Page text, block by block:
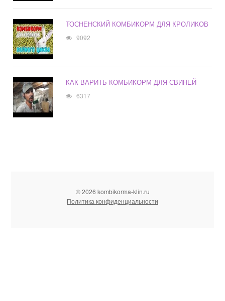
ТОСНЕНСКИЙ КОМБИКОРМ ДЛЯ КРОЛИКОВ
9092
КАК ВАРИТЬ КОМБИКОРМ ДЛЯ СВИНЕЙ
6317
© 2026 kombikorma-klin.ru
Политика конфиденциальности